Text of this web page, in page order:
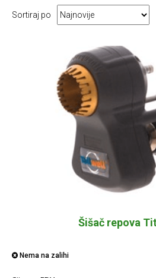
Sortiraj po
Šišač repova
Nema na zalihi